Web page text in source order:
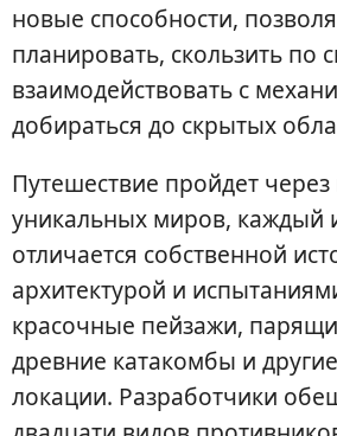
новые способности,
планировать, скользить по
взаимодействовать с
добираться до скрытых
Путешествие пройдет через
уникальных миров, каждый
отличается собственной
архитектурой и
красочные пейзажи,
древние катакомбы и
локации. Разработчики